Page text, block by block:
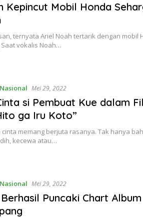
Kepincut Mobil Honda
ternyata Ariel Noah tertarik dengan mobil
Saat vokalis Noah…
Nasional Mei 29, 2022
si Pembuat Kue dalam
ga Iru Koto”
cinta memang berjuta rasanya. Tak hanya
kecewa atau…
Nasional Mei 29, 2022
Puncaki Chart